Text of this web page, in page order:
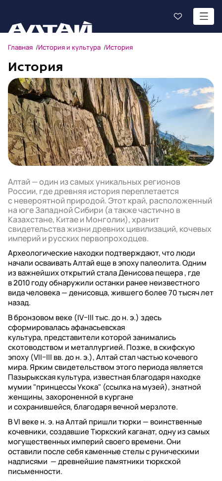
Главная История и культура История
История
Алтай — один из самых уникальных регионов
России, где древняя история переплетается
с невероятной природой. Этот край, расположенный
на юге Западной Сибири (а также частично в
Казахстане, Китае и Монголии), хранит
свидетельства жизни древних цивилизаций, кочевых
империй и русских первопроходцев.
Археологические находки подтверждают, что люди
начали осваивать Алтай еще в эпоху палеолита. Одним
из важнейших открытий стала Денисова пещера , где
в 2010 году обнаружили останки ранее неизвестного
вида человека — денисовца, жившего более 70 тысяч лет
назад.
В бронзовом веке (IV–III тыс. до н. э.) здесь
сформировалась афанасьевская
культура, представители которой занимались
скотоводством и металлургией. Позже, в скифскую
эпоху (VII–III вв. до н. э.), Алтай стал частью кочевого
мира. Ярким свидетельством этого периода является
Пазырыкская культура, известная благодаря находке
мумии "принцессы Укока" (ссылка на музей), знатной
женщины, захороненной в кургане
и сохранившейся, благодаря вечной мерзлоте.
В VI веке н. э. на Алтай пришли тюрки — воинственные
кочевники, создавшие Тюркский каганат, одну из самых
могущественных империй своего времени. Они
оставили после себя каменные стелы с руническими
надписями — древнейшие памятники тюркской
письменности.